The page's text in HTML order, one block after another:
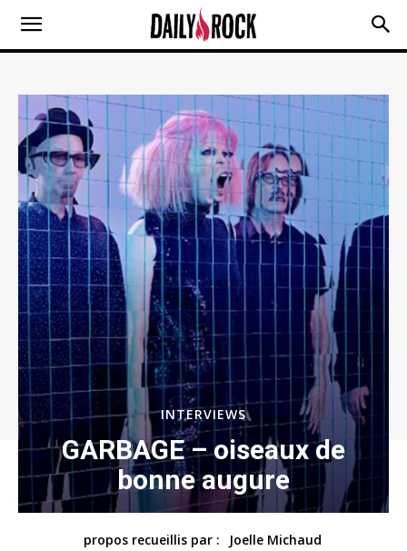
INTERVIEWS
GARBAGE – oiseaux de
bonne augure
propos recueillis par :
Joelle Michaud